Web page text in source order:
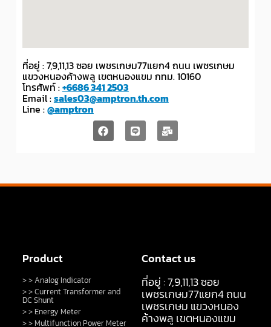
ที่อยู่ : 7,9,11,13 ซอย เพชรเกษม77แยก4 ถนน เพชรเกษม
แขวงหนองค้างพลู เขตหนองแขม กทม. 10160
โทรศัพท์ :+6686 341 2503
Email :sales03@amptron.th.com
Line :@amptron
Product
> > Analog Indicator
> > Current Transformer and
DC Shunt
> > Energy Meter
> > Multifunction Power Meter
Contact us
ที่อยู่ : 7,9,11,13 ซอย
เพชรเกษม77แยก4 ถนน
เพชรเกษม แขวงหนอง
ค้างพลู เขตหนองแขม